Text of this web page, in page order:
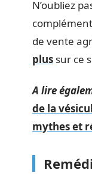
N’oubliez
de vente
plus sur ce
A lire
de la
mythes et